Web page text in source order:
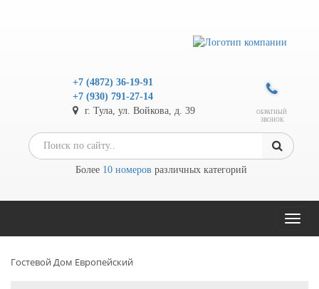
+7 (4872) 36-19-91
+7 (930) 791-27-14
г. Тула, ул. Войкова, д. 39
ОБРАТНЫЙ
ЗВОНОК
Более 10 номеров различных категорий
Toggle
Гостевой Дом Европейский